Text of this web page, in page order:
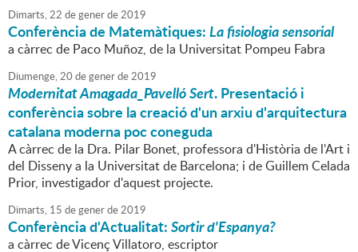
Dimarts,22 degenerde2019
Conferència de Matemàtiques:La fisiologia sensorial
a càrrec de Paco Muñoz, de la Universitat Pompeu Fabra
Diumenge,20 degenerde2019
Modernitat Amagada_Pavelló Sert. Presentació i
conferència sobre la creació d'un arxiu d'arquitectura
catalana moderna poc coneguda
A càrrec de la Dra. Pilar Bonet, professora d'Història de l'Art i
del Disseny a la Universitat de Barcelona; i de Guillem Celada
Prior, investigador d'aquest projecte.
Dimarts, 15 degenerde2019
Conferència d'Actualitat:Sortir d'Espanya?
a càrrec de Vicenç Villatoro, escriptor